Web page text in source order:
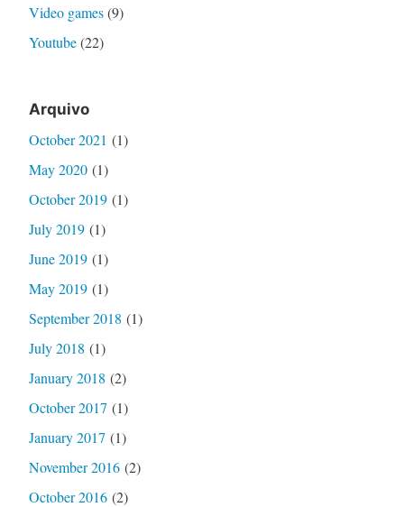
Video games(9)
Youtube(22)
Arquivo
October 2021 (1)
May 2020(1)
October 2019(1)
July 2019(1)
June 2019(1)
May 2019(1)
September 2018 (1)
July 2018 (1)
January 2018 (2)
October 2017 (1)
January 2017 (1)
November 2016(2)
October 2016(2)